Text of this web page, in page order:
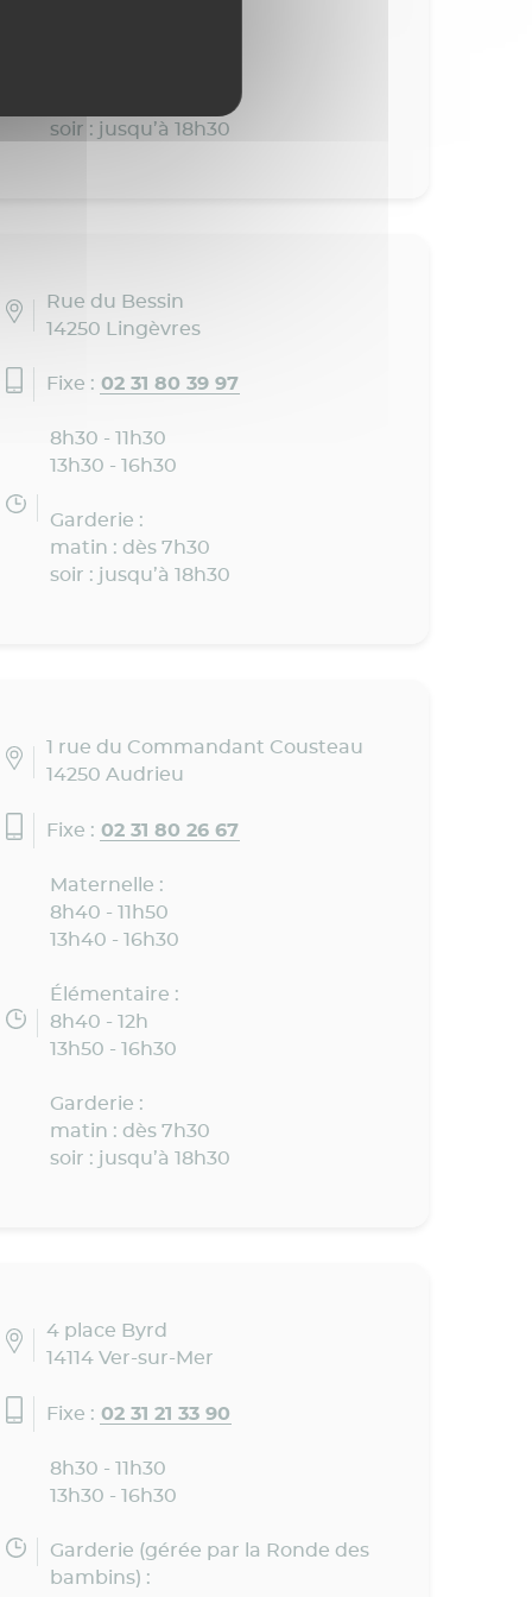
soir : jusqu’à 18h30
Rue du Bessin
14250 Lingèvres
Fixe : 02 31 80 39 97
8h30 - 11h30
13h30 - 16h30
Garderie :
matin : dès 7h30
soir : jusqu’à 18h30
1 rue du Commandant Cousteau
14250 Audrieu
Fixe : 02 31 80 26 67
Maternelle :
8h40 - 11h50
13h40 - 16h30
Élémentaire :
8h40 - 12h
13h50 - 16h30
Garderie :
matin : dès 7h30
soir : jusqu’à 18h30
4 place Byrd
14114 Ver-sur-Mer
Fixe : 02 31 21 33 90
8h30 - 11h30
13h30 - 16h30
Garderie (gérée par la Ronde des
bambins) :